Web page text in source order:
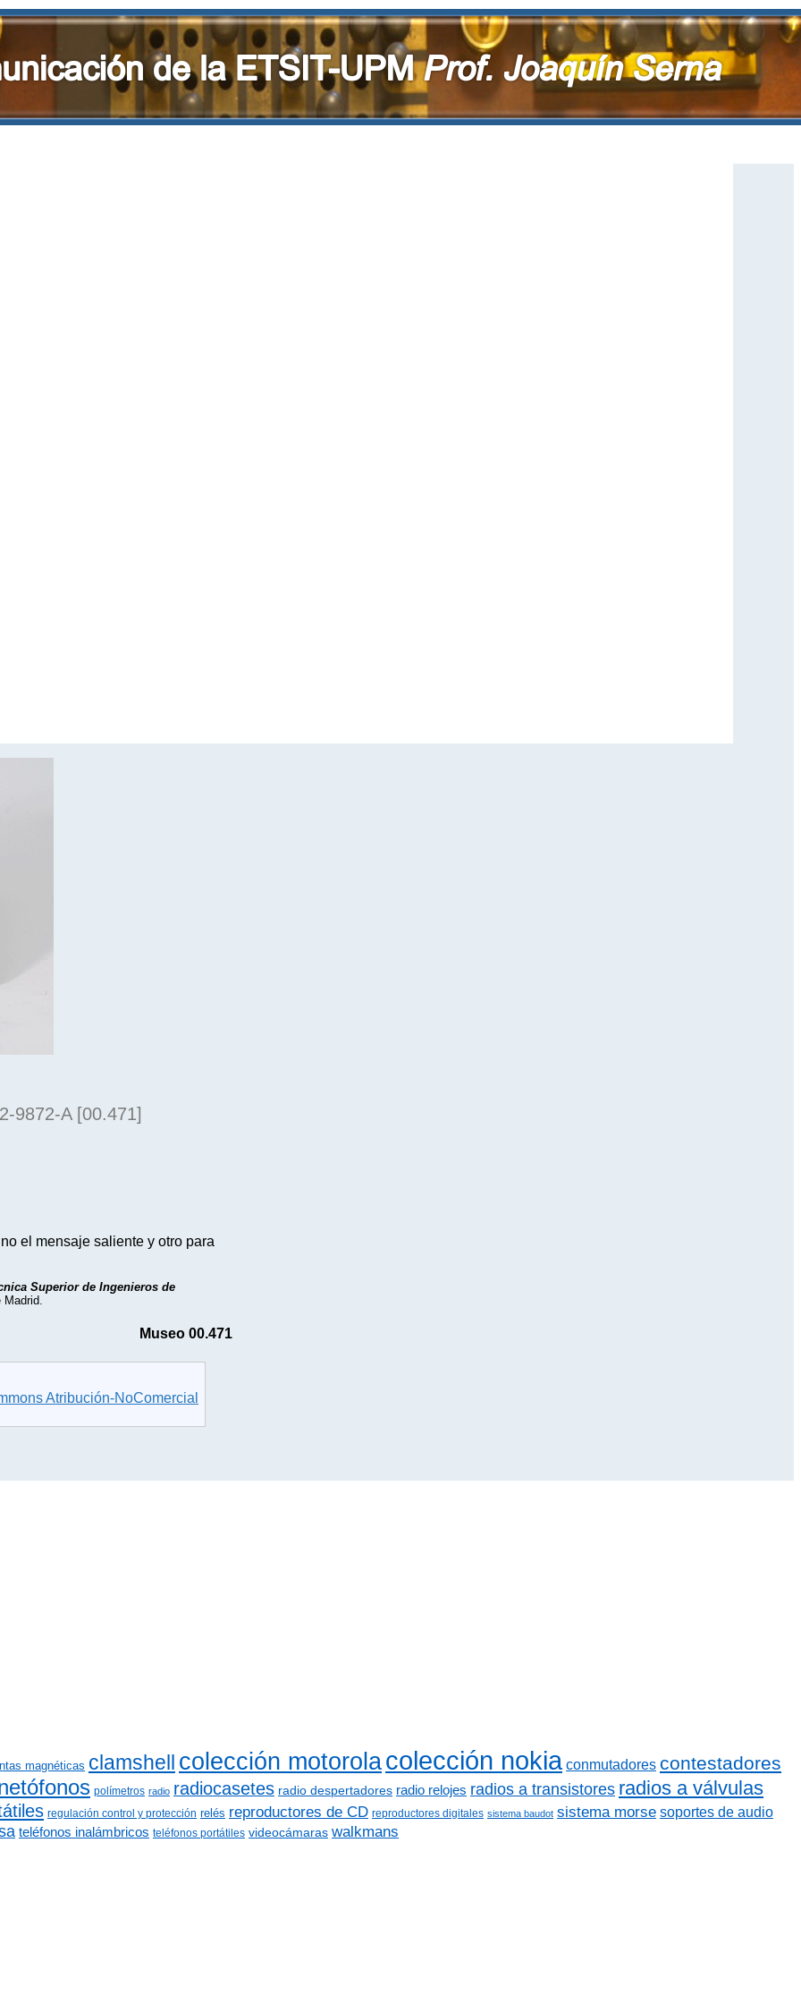
9872-A [00.471]
el mensaje saliente y otro para
Superior de Ingenieros de
Madrid.
Museo 00.471
Atribución-NoComercial
magnéticas clamshell colección motorolacolección nokia conmutadores contestadores
polímetros radio radiocasetes radio despertadores radio relojes radios a transistores radios a válvulas
regulación control y protección relés reproductores de CD reproductores digitales sistema baudot sistema morse soportes de audio
teléfonos inalámbricos teléfonos portátiles videocámaras walkmans